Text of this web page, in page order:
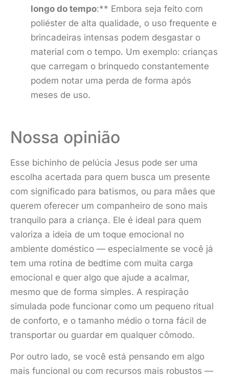
longo do tempo:** Embora seja feito com
poliéster de alta qualidade, o uso frequente e
brincadeiras intensas podem desgastar o
material com o tempo. Um exemplo: crianças
que carregam o brinquedo constantemente
podem notar uma perda de forma após
meses de uso.
Nossa opinião
Esse bichinho de pelúcia Jesus pode ser uma
escolha acertada para quem busca um presente
com significado para batismos, ou para mães que
querem oferecer um companheiro de sono mais
tranquilo para a criança. Ele é ideal para quem
valoriza a ideia de um toque emocional no
ambiente doméstico — especialmente se você já
tem uma rotina de bedtime com muita carga
emocional e quer algo que ajude a acalmar,
mesmo que de forma simples. A respiração
simulada pode funcionar como um pequeno ritual
de conforto, e o tamanho médio o torna fácil de
transportar ou guardar em qualquer cômodo.
Por outro lado, se você está pensando em algo
mais funcional ou com recursos mais robustos —